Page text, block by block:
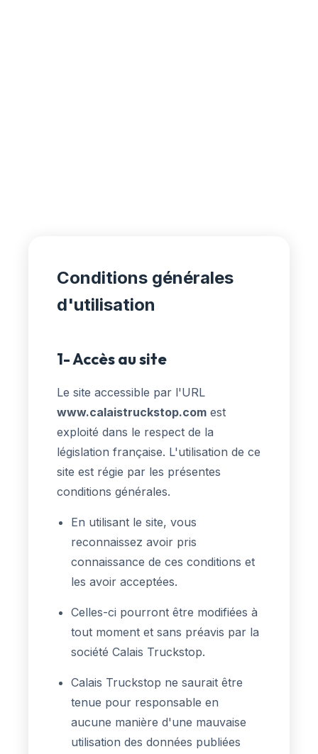
Conditions générales
d'utilisation
1- Accès au site
Le site accessible par l'URL
www.calaistruckstop.com est
exploité dans le respect de la
législation française. L'utilisation de ce
site est régie par les présentes
conditions générales.
En utilisant le site, vous
reconnaissez avoir pris
connaissance de ces conditions et
les avoir acceptées.
Celles-ci pourront être modifiées à
tout moment et sans préavis par la
société Calais Truckstop.
Calais Truckstop ne saurait être
tenue pour responsable en
aucune manière d'une mauvaise
utilisation des données publiées